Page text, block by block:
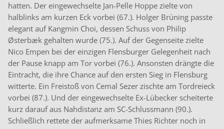
hatten. Der eingewechselte Jan-Pelle Hoppe zielte von
halblinks am kurzen Eck vorbei (67.). Holger Brüning passte
elegant auf Kangmin Choi, dessen Schuss von Philip
Østerbæk gehalten wurde (75.). Auf der Gegenseite zielte
Nico Empen bei der einzigen Flensburger Gelegenheit nach
der Pause knapp am Tor vorbei (76.). Ansonsten drängte die
Eintracht, die ihre Chance auf den ersten Sieg in Flensburg
witterte. Ein Freistoß von Cemal Sezer zischte am Tordreieck
vorbei (87.). Und der eingewechselte Ex-Lübecker scheiterte
kurz darauf aus Nahdistanz am SC-Schlussmann (90.).
Schließlich rettete der aufmerksame Thies Richter noch in